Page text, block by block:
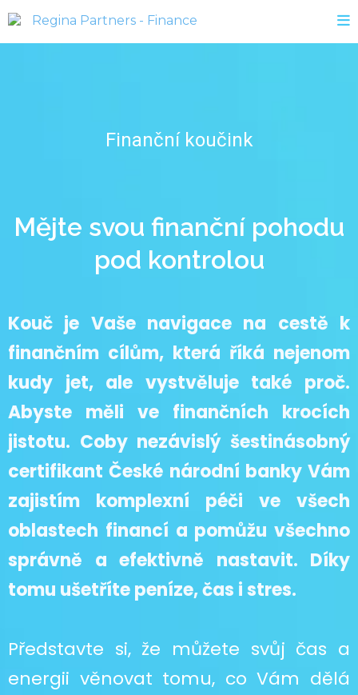
Finanční koučink
Mějte svou finanční pohodu
pod kontrolou
Kouč je Vaše navigace na cestě k
finančním cílům, která říká nejenom
kudy jet, ale vystvěluje také proč.
Abyste měli ve finančních krocích
jistotu. Coby nezávislý šestinásobný
certifikant České národní banky Vám
zajistím komplexní péči ve všech
oblastech financí a pomůžu všechno
správně a efektivně nastavit. Díky
tomu ušetříte peníze, čas i stres.
Představte si, že můžete svůj čas a
energii věnovat tomu, co Vám dělá